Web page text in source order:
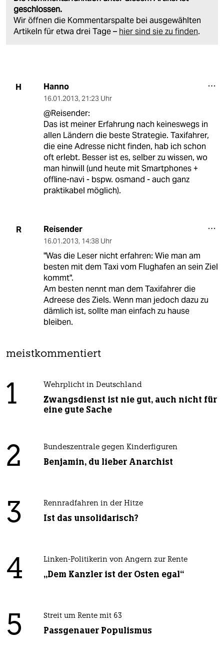
geschlossen.
Wir öffnen die Kommentarspalte bei ausgewählten
Artikeln für etwa drei Tage – hier sind sie zu finden.
H Hanno
16.01.2013, 21:23 Uhr
@Reisender:
Das ist meiner Erfahrung nach keineswegs in
allen Ländern die beste Strategie. Taxifahrer,
die eine Adresse nicht finden, hab ich schon
oft erlebt. Besser ist es, selber zu wissen, wo
man hinwill (und heute mit Smartphones +
offline-navi - bspw. osmand - auch ganz
praktikabel möglich).
R Reisender
16.01.2013, 14:38 Uhr
"Was die Leser nicht erfahren: Wie man am
besten mit dem Taxi vom Flughafen an sein Ziel
kommt".
Am besten nennt man dem Taxifahrer die
Adreese des Ziels. Wenn man jedoch dazu zu
dämlich ist, sollte man einfach zu hause
bleiben.
meistkommentiert
1 Wehrplicht in Deutschland
Zwangsdienst ist nie gut, auch nicht für
eine gute Sache
2 Bundeszentrale gegen Kinderfiguren
Benjamin, du lieber Anarchist
3 Rennradfahren in der Hitze
Ist das unsolidarisch?
4 Linken-Politikerin von Angern zur Rente
„Dem Kanzler ist der Osten egal“
5 Streit um Rente mit 63
Passgenauer Populismus